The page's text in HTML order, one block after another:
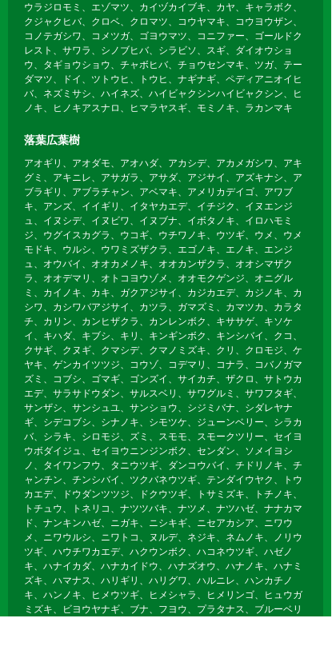
ウラジロモミ、エゾマツ、カイヅカイブキ、カヤ、キャラボク、
クジャクヒバ、クロベ、クロマツ、コウヤマキ、コウヨウザン、
コノテガシワ、コメツガ、ゴヨウマツ、コニファー、ゴールドク
レスト、サワラ、シノブヒバ、シラビソ、スギ、ダイオウショ
ウ、タギョウショウ、チャボヒバ、チョウセンマキ、ツガ、テー
ダマツ、ドイ、ツトウヒ、トウヒ、ナギナギ、ペディアニオイヒ
バ、ネズミサシ、ハイネズ、ハイビャクシンハイビャクシン、ヒ
ノキ、ヒノキアスナロ、ヒマラヤスギ、モミノキ、ラカンマキ
落葉広葉樹
アオギリ、アオダモ、アオハダ、アカシデ、アカメガシワ、アキ
グミ、アキニレ、アサガラ、アサダ、アジサイ、アズキナシ、ア
ブラギリ、アブラチャン、アベマキ、アメリカデイゴ、アワブ
キ、アンズ、イイギリ、イタヤカエデ、イチジク、イヌエンジ
ュ、イヌシデ、イヌビワ、イヌブナ、イボタノキ、イロハモミ
ジ、ウグイスカグラ、ウコギ、ウチワノキ、ウツギ、ウメ、ウメ
モドキ、ウルシ、ウワミズザクラ、エゴノキ、エノキ、エンジ
ュ、オウバイ、オオカメノキ、オオカンザクラ、オオシマザク
ラ、オオデマリ、オトコヨウゾメ、オオモクゲンジ、オニグル
ミ、カイノキ、カキ、ガクアジサイ、カジカエデ、カジノキ、カ
シワ、カシワバアジサイ、カツラ、ガマズミ、カマツカ、カラタ
チ、カリン、カンヒザクラ、カンレンボク、キササゲ、キソケ
イ、キハダ、キブシ、キリ、キンギンボク、キンシバイ、クコ、
クサギ、クヌギ、クマシデ、クマノミズキ、クリ、クロモジ、ケ
ヤキ、ゲンカイツツジ、コウゾ、コデマリ、コナラ、コバノガマ
ズミ、コブシ、ゴマギ、ゴンズイ、サイカチ、ザクロ、サトウカ
エデ、サラサドウダン、サルスベリ、サワグルミ、サワフタギ、
サンザシ、サンシュユ、サンショウ、シジミバナ、シダレヤナ
ギ、シデコブシ、シナノキ、シモツケ、ジューンベリー、シラカ
バ、シラキ、シロモジ、ズミ、スモモ、スモークツリー、セイヨ
ウボダイジュ、セイヨウニンジンボク、センダン、ソメイヨシ
ノ、タイワンフウ、タニウツギ、ダンコウバイ、チドリノキ、チ
ャンチン、チンシバイ、ツクバネウツギ、テンダイウヤク、トウ
カエデ、ドウダンツツジ、ドクウツギ、トサミズキ、トチノキ、
トチュウ、トネリコ、ナツツバキ、ナツメ、ナツハゼ、ナナカマ
ド、ナンキンハゼ、ニガキ、ニシキギ、ニセアカシア、ニワウ
メ、ニワウルシ、ニワトコ、ヌルデ、ネジキ、ネムノキ、ノリウ
ツギ、ハウチワカエデ、ハクウンボク、ハコネウツギ、ハゼノ
キ、ハナイカダ、ハナカイドウ、ハナズオウ、ハナノキ、ハナミ
ズキ、ハマナス、ハリギリ、ハリグワ、ハルニレ、ハンカチノ
キ、ハンノキ、ヒメウツギ、ヒメシャラ、ヒメリンゴ、ヒュウガ
ミズキ、ビヨウヤナギ、ブナ、フヨウ、プラタナス、ブルーベリ